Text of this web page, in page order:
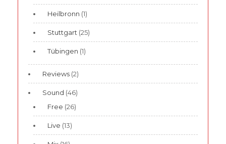
Heilbronn (1)
Stuttgart (25)
Tübingen (1)
Reviews (2)
Sound (46)
Free (26)
Live (13)